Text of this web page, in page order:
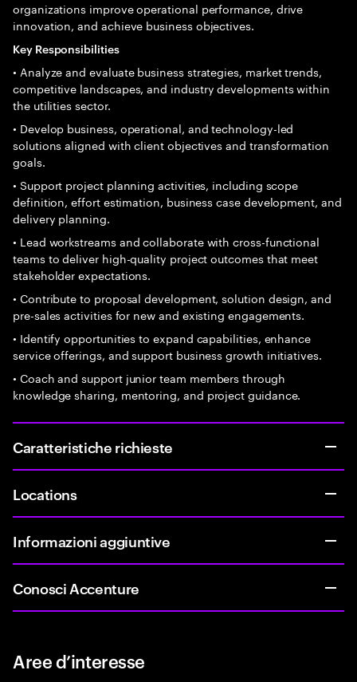
organizations improve operational performance, drive
innovation, and achieve business objectives.
Key Responsibilities
• Analyze and evaluate business strategies, market trends,
competitive landscapes, and industry developments within
the utilities sector.
• Develop business, operational, and technology-led
solutions aligned with client objectives and transformation
goals.
• Support project planning activities, including scope
definition, effort estimation, business case development, and
delivery planning.
• Lead workstreams and collaborate with cross-functional
teams to deliver high-quality project outcomes that meet
stakeholder expectations.
• Contribute to proposal development, solution design, and
pre-sales activities for new and existing engagements.
• Identify opportunities to expand capabilities, enhance
service offerings, and support business growth initiatives.
• Coach and support junior team members through
knowledge sharing, mentoring, and project guidance.
Caratteristiche richieste
Locations
Informazioni aggiuntive
Conosci Accenture
Aree d’interesse